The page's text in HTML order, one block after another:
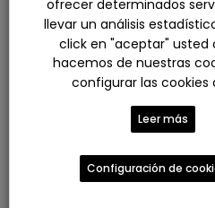
marzo 2026
febrero 2026
enero 2026
diciembre 2025
noviembre 2025
septiembre 2025
julio 2025
junio 2025
ofrecer determinados
llevar un análisis
click en "aceptar" usted
hacemos de nuestras
configurar las cookies
Leer más
Configuración de